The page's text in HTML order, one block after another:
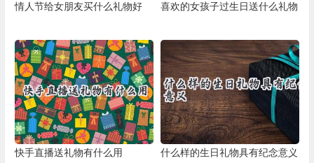
情人节给女朋友买什么礼物好 喜欢的女孩子过生日送什么礼物
快手直播送礼物有什么用 什么样的生日礼物具有纪念意义